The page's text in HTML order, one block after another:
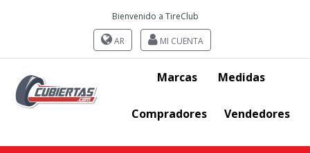
Bienvenido a TireClub
AR MI CUENTA
Marcas Medidas
Compradores Vendedores